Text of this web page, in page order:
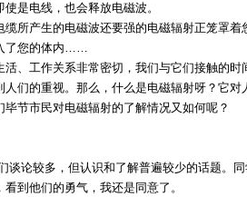
是电线，也会释放电磁波。
所产生的电磁波还要强的电磁辐射正笼罩
了您的体内……
、工作关系非常密切，我们与它们接触的
们的重视。那么，什么是电磁辐射呀？它
节市民对电磁辐射的了解情况又如何呢？
谈论较多，但认识和了解普遍较少的话题。
到他们的勇气，我还是同意了。